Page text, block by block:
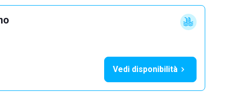
Vedi disponibilità